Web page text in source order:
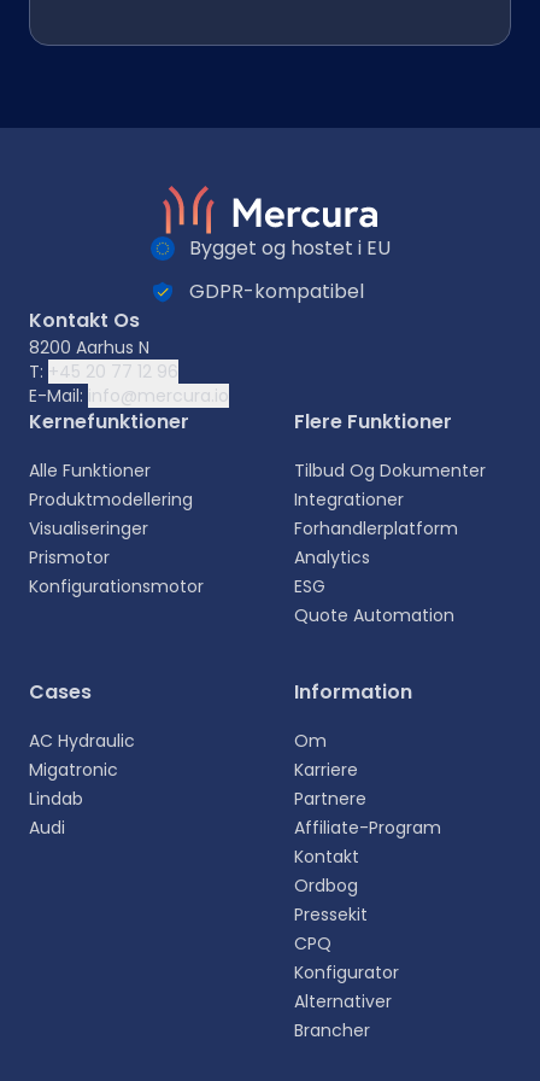
Vælg sprog
oplevelse.
Bygget og hostet i EU
GDPR-kompatibel
Kontakt Os
8200 Aarhus N
T: +45 20 77 12 96
E-Mail: info@mercura.io
Kernefunktioner
Alle Funktioner
Produktmodellering
Visualiseringer
Prismotor
Konfigurationsmotor
Flere Funktioner
Tilbud Og Dokumenter
Integrationer
Forhandlerplatform
Analytics
ESG
Quote Automation
Cases
AC Hydraulic
Migatronic
Lindab
Audi
Information
Om
Karriere
Partnere
Affiliate-Program
Kontakt
Ordbog
Pressekit
CPQ
Konfigurator
Alternativer
Brancher